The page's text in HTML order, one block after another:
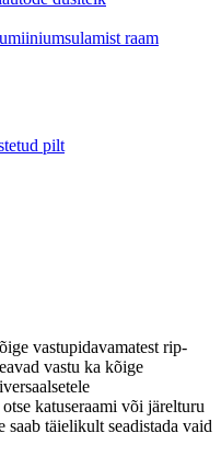
raam
vastupidavamatest rip-
vastu ka kõige
katuseraami või järelturu
täielikult seadistada vaid